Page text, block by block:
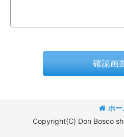
確認画
ホー
Copyright(C) Don Bosco